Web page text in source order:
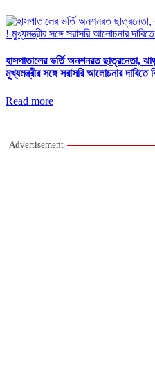
হাসপাতালের ভর্তি অনশনরত ছাত্রনেতা,
মুখ্যমন্ত্রীর সঙ্গে সরাসরি আলোচনার দাবিতে
Read more
Advertisement